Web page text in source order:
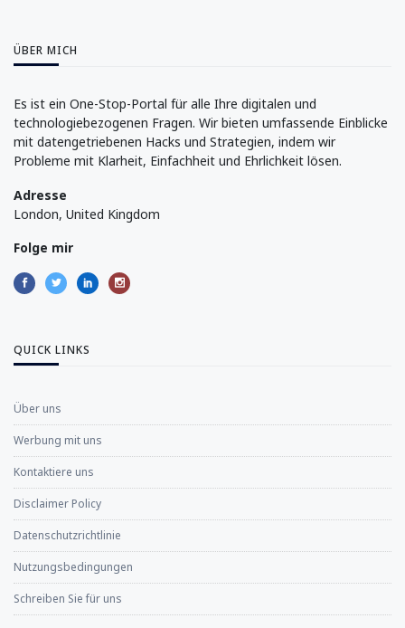
ÜBER MICH
Es ist ein One-Stop-Portal für alle Ihre digitalen und
technologiebezogenen Fragen. Wir bieten umfassende Einblicke
mit datengetriebenen Hacks und Strategien, indem wir
Probleme mit Klarheit, Einfachheit und Ehrlichkeit lösen.
Adresse
London, United Kingdom
Folge mir
QUICK LINKS
Über uns
Werbung mit uns
Kontaktiere uns
Disclaimer Policy
Datenschutzrichtlinie
Nutzungsbedingungen
Schreiben Sie für uns